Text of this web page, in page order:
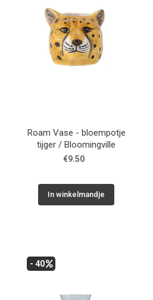
Roam Vase - bloempotje
tijger / Bloomingville
€9.50
In winkelmandje
- 40